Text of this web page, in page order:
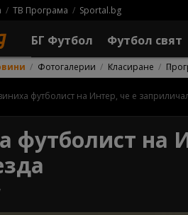
ТВ Програма Sportal.bg
БГ Футбол Футбол свят
Фотогалерии Класиране
футболист на Интер, че е
футболист на